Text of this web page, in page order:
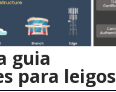
guia
para leigos